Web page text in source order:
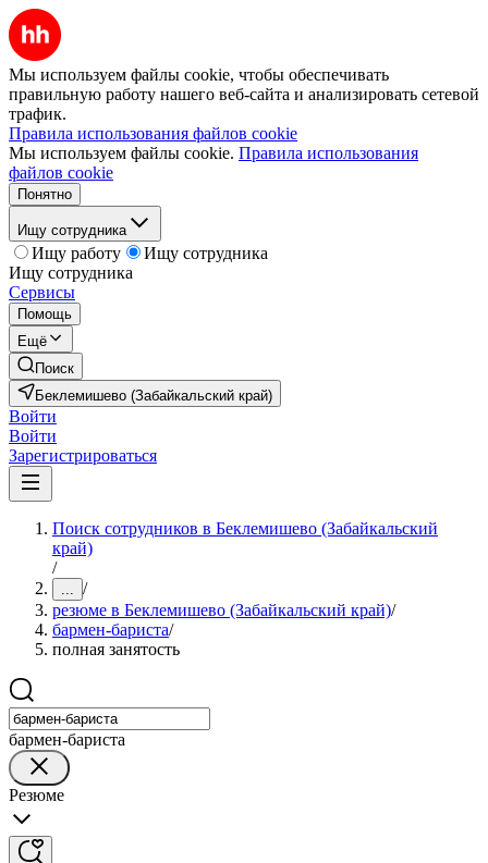
Мы используем файлы cookie, чтобы обеспечивать
правильную работу нашего веб-сайта и анализировать сетевой
трафик.
Правила использования файлов cookie
Мы используем файлы cookie. Правила использования
файлов cookie
Понятно
Ищу сотрудника
Ищу работу
Ищу сотрудника
Ищу сотрудника
Сервисы
Помощь
Ещё
Поиск
Беклемишево (Забайкальский край)
Войти
Войти
Зарегистрироваться
Поиск сотрудников в Беклемишево (Забайкальский
край)
/
... /
резюме в Беклемишево (Забайкальский край)/
бармен-бариста/
полная занятость
бармен-бариста
Резюме